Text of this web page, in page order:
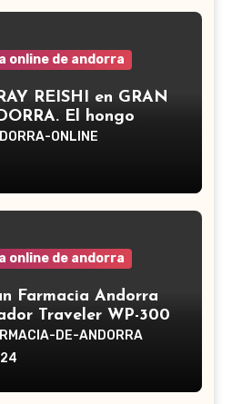
online de andorra
REISHI en GRAN
El hongo
científico es
es un hongo
asiática
ONLINE
online de andorra
Farmacia Andorra
Traveler WP-300
DE-ANDORRA